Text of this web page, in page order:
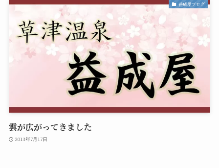
益成屋ブログ
雲が広がってきました
2013年7月17日